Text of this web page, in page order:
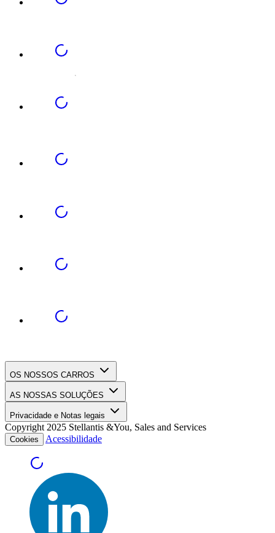
OS NOSSOS CARROS
AS NOSSAS SOLUÇÕES
Privacidade e Notas legais
Copyright 2025 Stellantis &You, Sales and Services
Cookies Acessibilidade